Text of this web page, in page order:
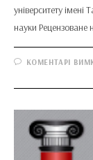
університету імені
науки
КОМЕНТАРІ